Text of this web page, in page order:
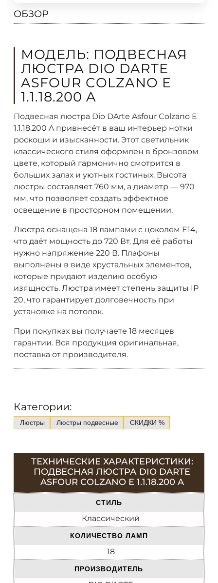
ОБЗОР
МОДЕЛЬ: ПОДВЕСНАЯ
ЛЮСТРА DIO DARTE
ASFOUR COLZANO E
1.1.18.200 A
Подвесная люстра Dio DArte Asfour Colzano E
1.1.18.200 A привнесёт в ваш интерьер нотки
роскоши и изысканности. Этот светильник
классического стиля оформлен в бронзовом
цвете, который гармонично смотрится в
больших залах и уютных гостиных. Высота
люстры составляет 760 мм, а диаметр — 970
мм, что позволяет создать эффектное
освещение в просторном помещении.
Люстра оснащена 18 лампами с цоколем E14,
что даёт мощность до 720 Вт. Для её работы
нужно напряжение 220 В. Плафоны
выполнены в виде хрустальных элементов,
которые придают изделию особую
изящность. Люстра имеет степень защиты IP
20, что гарантирует долговечность при
установке на потолок.
При покупках вы получаете 18 месяцев
гарантии. Вся продукция оригинальная,
поставка от производителя.
Категории:
Люстры Люстры подвесные СКИДКИ %
ТЕХНИЧЕСКИЕ ХАРАКТЕРИСТИКИ:
ПОДВЕСНАЯ ЛЮСТРА DIO DARTE
ASFOUR COLZANO E 1.1.18.200 A
СТИЛЬ
Классический
КОЛИЧЕСТВО ЛАМП
18
ПРОИЗВОДИТЕЛЬ